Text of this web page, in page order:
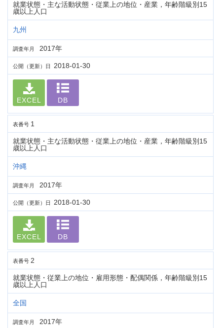
就業状態・主な活動状態・従業上の地位・産業，年齢階級別15
歳以上人口
九州
調査年月 2017年
公開（更新）日 2018-01-30
EXCEL DB
表番号 1
就業状態・主な活動状態・従業上の地位・産業，年齢階級別15
歳以上人口
沖縄
調査年月 2017年
公開（更新）日 2018-01-30
EXCEL DB
表番号 2
就業状態・従業上の地位・雇用形態・配偶関係，年齢階級別15
歳以上人口
全国
調査年月 2017年